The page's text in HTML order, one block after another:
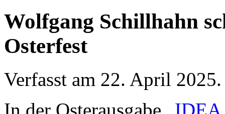
Wolfgang Schillhahn
Osterfest
Verfasst am 22. April 2025.